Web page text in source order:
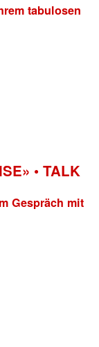
tabulosen
• TALK
Gespräch mit